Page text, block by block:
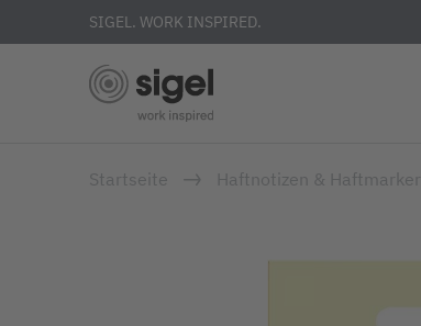
SIGEL. WORK INSPIRED.
Startseite Haftnotizen & Haftmarker